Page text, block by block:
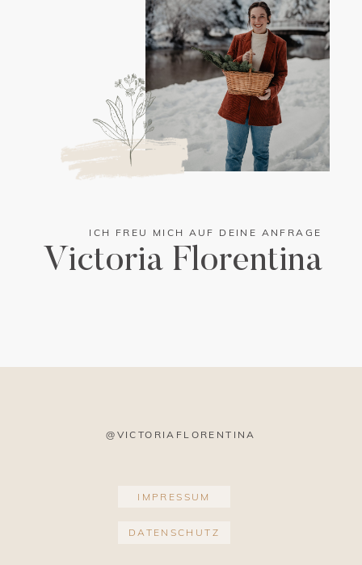
ICH FREU MICH AUF DEINE ANFRAGE
Victoria Florentina
@VICTORIAFLORENTINA
Auf Instagram folgen
DATENSCHUTZ
IMPRESSUM